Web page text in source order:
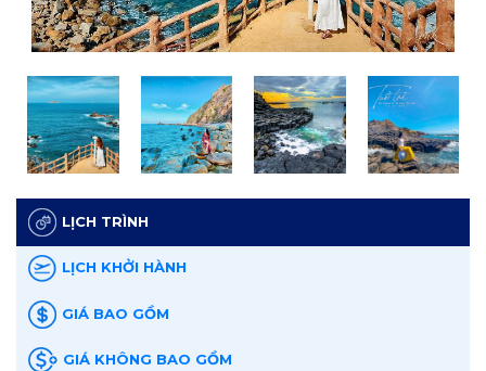
LỊCH TRÌNH
LỊCH KHỞI HÀNH
GIÁ BAO GỒM
GIÁ KHÔNG BAO GỒM